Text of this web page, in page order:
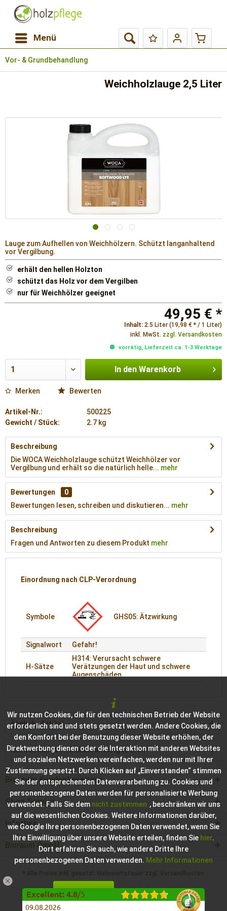
Menü
Vor- & Grundbehandlung
Weichholzlauge 2,5 Liter
Lauge zum Aufhellen von Weichhölzern. Schützt langanhaltend
vor Vergilbung.
erhält den hellen Holzton
schützt das Holz vor dem Vergilben
nur für Weichhölzer geeignet
49,95 € *
Inhalt: 2.5 Liter (19,98 € * / 1 Liter)
inkl. MwSt. zzgl. Versandkosten
vorrätig, Lieferzeit ca. 1-3 Werktage
In den Warenkorb
Merken Bewerten
Artikel-Nr.:
500225
Gewicht / Stück:
2.7 kg
Beschreibung
Die WOCA Weichholzlauge schützt Weichhölzer vor
Vergilbung und erhält so die natürlich helle... mehr
Bewertungen
0
Bewertungen lesen, schreiben und diskutieren... mehr
Beschreibung
Fragen und Antworten zu diesem Produkt mehr
Einordnung nach CLP-Verordnung
Symbole GHS05: Ätzwirkung
Signalwort Gefahr!
H-Sätze
H314: Verursacht schwere
Verätzungen der Haut und schwere
Augenschäden.
Ähnliche Artikel
Kunden haben sich ebenfalls angesehen
Bioraum Kundenberatung
Shop Service
Infothek
Bioraum GmbH
* Alle Preise inkl. gesetzl. Mehrwertsteuer zzgl. Versandkosten
Hilfe / Support Kontakt zur Bioraum GmbH
Wir nutzen Cookies, die für den technischen Betrieb der Website
erforderlich sind und stets gesetzt werden. Andere Cookies, die
den Komfort bei der Benutzung dieser Website erhöhen, der
Direktwerbung dienen oder die Interaktion mit anderen Websites
und sozialen Netzwerken vereinfachen, werden nur mit Ihrer
Zustimmung gesetzt. Durch Klicken auf „Einverstanden“ stimmen
Sie der entsprechenden Datenverarbeitung zu. Cookies und
personenbezogene Daten werden für personalisierte Werbung
verwendet. Falls Sie dem nicht zustimmen , beschränken wir uns
auf die wesentlichen Cookies. Weitere Informationen darüber,
wie Google Ihre personenbezogenen Daten verwendet, wenn Sie
Ihre Einwilligung über unsere Website erteilen, finden Sie hier.
Dort erfahren Sie auch, wie andere Dritte Ihre
personenbezogenen Daten verwenden. Mehr Informationen
Einverstanden Konfigurieren
Excellent: 4.8/5
09.08.2026